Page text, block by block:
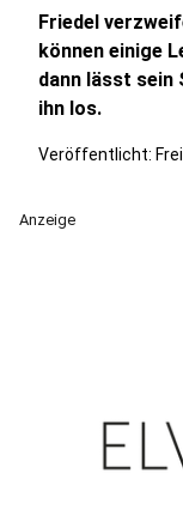
Friedel
können einige
dann lässt sein
ihn los.
Veröffentlicht:
Anzeige